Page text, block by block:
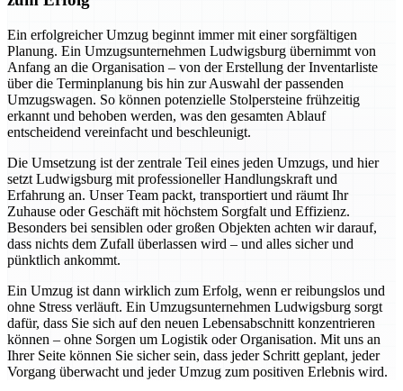
Ein erfolgreicher Umzug beginnt immer mit einer sorgfältigen
Planung. Ein Umzugsunternehmen Ludwigsburg übernimmt von
Anfang an die Organisation – von der Erstellung der Inventarliste
über die Terminplanung bis hin zur Auswahl der passenden
Umzugswagen. So können potenzielle Stolpersteine frühzeitig
erkannt und behoben werden, was den gesamten Ablauf
entscheidend vereinfacht und beschleunigt.
Die Umsetzung ist der zentrale Teil eines jeden Umzugs, und hier
setzt Ludwigsburg mit professioneller Handlungskraft und
Erfahrung an. Unser Team packt, transportiert und räumt Ihr
Zuhause oder Geschäft mit höchstem Sorgfalt und Effizienz.
Besonders bei sensiblen oder großen Objekten achten wir darauf,
dass nichts dem Zufall überlassen wird – und alles sicher und
pünktlich ankommt.
Ein Umzug ist dann wirklich zum Erfolg, wenn er reibungslos und
ohne Stress verläuft. Ein Umzugsunternehmen Ludwigsburg sorgt
dafür, dass Sie sich auf den neuen Lebensabschnitt konzentrieren
können – ohne Sorgen um Logistik oder Organisation. Mit uns an
Ihrer Seite können Sie sicher sein, dass jeder Schritt geplant, jeder
Vorgang überwacht und jeder Umzug zum positiven Erlebnis wird.